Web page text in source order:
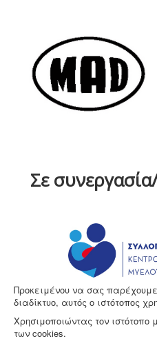
Σε
Προκειμένου να σας
διαδίκτυο, αυτός ο ιστότοπος
Χρησιμοποιώντας τον
των cookies.